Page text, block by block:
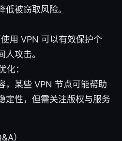
低被窃取风险。
用 VPN 可以有效保护个
人攻击。
化：
，某些 VPN 节点可能帮助
定性，但需关注版权与服务
）